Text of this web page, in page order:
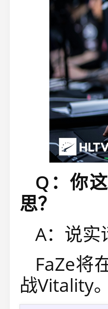
Q ：你
思？
A：说实
FaZe将
战Vitality。